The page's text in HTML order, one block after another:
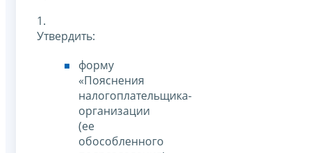
1.
Утвердить:
форму
«Пояснения
налогоплательщика-
организации
(ее
обособленного